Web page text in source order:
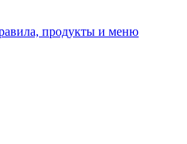
продукты и меню